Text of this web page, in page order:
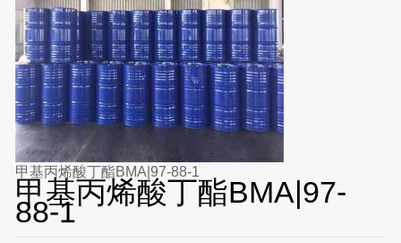
甲基丙烯酸丁酯BMA|97-88-1
甲基丙烯酸丁酯BMA|97-
88-1